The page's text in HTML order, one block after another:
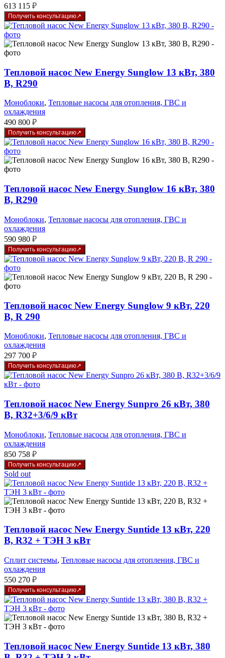
613 115 ₽
Получить консультацию
Тепловой насос New Energy Sunglow 13 кВт, 380
В, R290
Моноблоки, Тепловые насосы для отопления, ГВС и
охлаждения
490 800 ₽
Получить консультацию
Тепловой насос New Energy Sunglow 16 кВт, 380
В, R290
Моноблоки, Тепловые насосы для отопления, ГВС и
охлаждения
590 980 ₽
Получить консультацию
Тепловой насос New Energy Sunglow 9 кВт, 220
В, R 290
Моноблоки, Тепловые насосы для отопления, ГВС и
охлаждения
297 700 ₽
Получить консультацию
Тепловой насос New Energy Sunpro 26 кВт, 380
В, R32+3/6/9 кВт
Моноблоки, Тепловые насосы для отопления, ГВС и
охлаждения
850 758 ₽
Получить консультацию
Sold out
Тепловой насос New Energy Suntide 13 кВт, 220
В, R32 + ТЭН 3 кВт
Сплит системы, Тепловые насосы для отопления, ГВС и
охлаждения
550 270 ₽
Получить консультацию
Тепловой насос New Energy Suntide 13 кВт, 380